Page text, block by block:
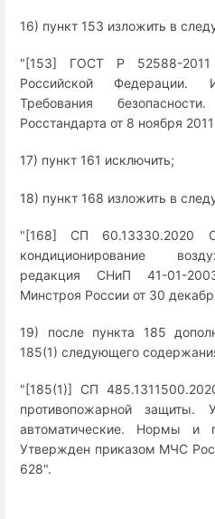
16) пункт 153 изложить в
"[153] ГОСТ Р 52588-2011
Российской Федерации.
Требования
Росстандарта от 8 ноября
17) пункт 161 исключить;
18) пункт 168 изложить в
"[168] СП 60.13330.2020
кондиционирование
редакция СНиП 41-01-
Минстроя России от 30
19) после пункта 185
185(1) следующего
"[185(1)] СП
противопожарной защиты.
автоматические. Нормы и
Утвержден приказом МЧС
628".